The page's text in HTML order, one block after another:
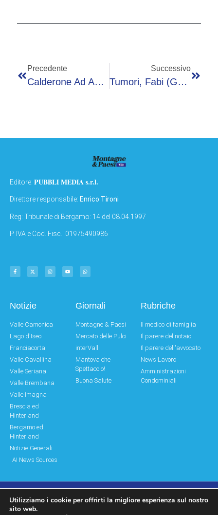
Precedente
Calderone Ad AdnTalks: “Su Occupazione Numeri Positivi Da Consolidare. Con Sindacati Confronto Produttivo, Pur Nelle Differenze”
Successivo
Tumori, Fabi (Gemelli): “Sacituzumab Govitecan Ritarda Ripresa Cancro Seno Metastatico”
Editore: PUBBLI MEDIA s.r.l.
Direttore responsabile: Enrico Tironi
Reg: Tribunale di Bergamo: 14 del 08.04.1997
P. IVA e Cod. Fisc.: 01975490986
Notizie
Valle Camonica
Lago d'Iseo
Franciacorta
Valle Cavallina
Valle Seriana
Valle Brembana
Valle Imagna
Brescia ed
Hinterland
Bergamo ed
Hinterland
Notizie Generali
AI News Sources
Giornali
Montagne & Paesi
Mercato delle Pulci
interValli
Mantova che
Spettacolo!
Buona Salute
Rubriche
Il medico di famiglia
Il parere del notaio
Il parere dell'avvocato
News Lavoro
Amministrazioni
Condominiali
© Copyright 2011 – 2026 Montagne & Paesi
Utilizziamo i cookie per offrirti la migliore esperienza sul nostro
sito web.